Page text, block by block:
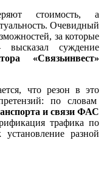
стоимость, а
Очевидный
за которые
суждение
«Связьинвест»
что резон в это
по словам
и связи ФАС
трафика по
разной